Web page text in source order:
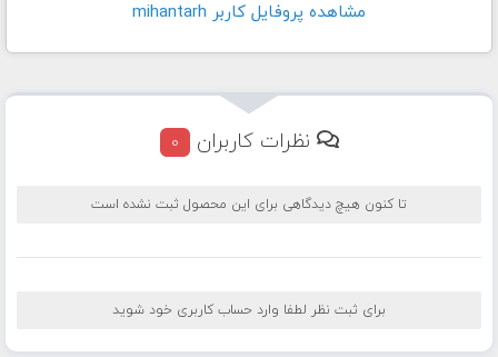
مشاهده پروفايل کاربر mihantarh
نظرات کاربران 0
تا کنون هیچ دیدگاهی برای این محصول ثبت نشده است
برای ثبت نظر لطفا وارد حساب کاربری خود شوید